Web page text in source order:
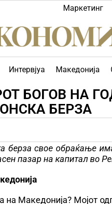
Маркетинг
Интервјуа Македонија
БОГОВ НА
БЕРЗА
берза свое обраќање
пазар на капитал во
Македонија? Мојот